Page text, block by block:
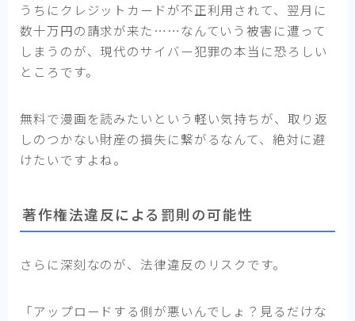
うちにクレジットカードが不正利用されて、翌月に
数十万円の請求が来た……なんていう被害に遭って
しまうのが、現代のサイバー犯罪の本当に恐ろしい
ところです。
無料で漫画を読みたいという軽い気持ちが、取り返
しのつかない財産の損失に繋がるなんて、絶対に避
けたいですよね。
著作権法違反による罰則の可能性
さらに深刻なのが、法律違反のリスクです。
「アップロードする側が悪いんでしょ？見るだけな